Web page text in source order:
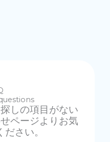
しの項目がない
ページよりお気
さい。